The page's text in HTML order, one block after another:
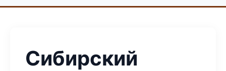
Сибирский